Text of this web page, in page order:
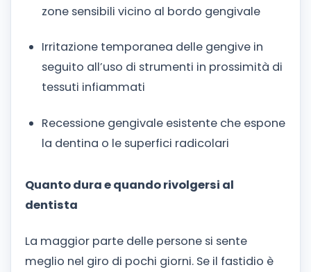
zone sensibili vicino al bordo gengivale
Irritazione temporanea delle gengive in
seguito all’uso di strumenti in prossimità di
tessuti infiammati
Recessione gengivale esistente che espone
la dentina o le superfici radicolari
Quanto dura e quando rivolgersi al
dentista
La maggior parte delle persone si sente
meglio nel giro di pochi giorni. Se il fastidio è